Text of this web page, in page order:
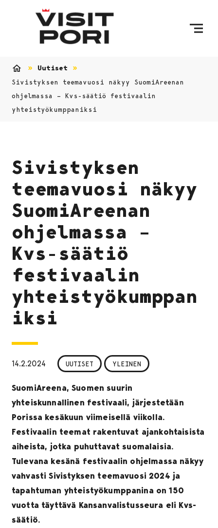
Uutiset
Sivistyksen teemavuosi näkyy SuomiAreenan
ohjelmassa – Kvs-säätiö festivaalin
yhteistyökumppaniksi
Sivistyksen
teemavuosi näkyy
SuomiAreenan
ohjelmassa –
Kvs-säätiö
festivaalin
yhteistyökumppan
iksi
14.2.2024 UUTISET YLEINEN
SuomiAreena, Suomen suurin
yhteiskunnallinen festivaali, järjestetään
Porissa kesäkuun viimeisellä viikolla.
Festivaalin teemat rakentuvat ajankohtaisista
aiheista, jotka puhuttavat suomalaisia.
Tulevana kesänä festivaalin ohjelmassa näkyy
vahvasti Sivistyksen teemavuosi 2024 ja
tapahtuman yhteistyökumppanina on 150
vuotta täyttävä Kansanvalistusseura eli Kvs-
säätiö.